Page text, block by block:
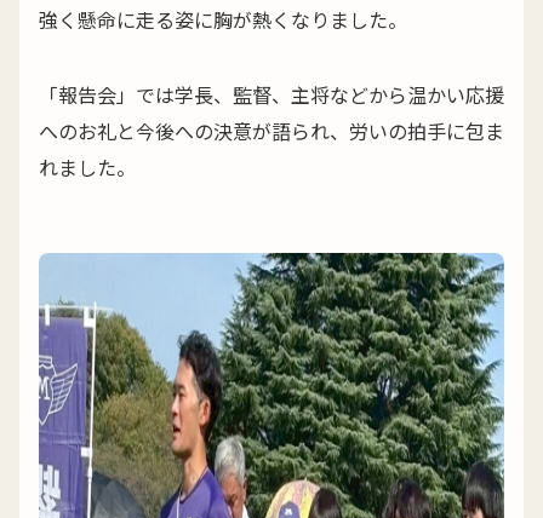
強く懸命に走る姿に胸が熱くなりました。
「報告会」では学長、監督、主将などから温かい応援
へのお礼と今後への決意が語られ、労いの拍手に包ま
れました。